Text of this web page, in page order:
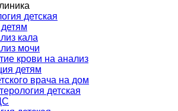
детская
кала
мочи
крови на анализ
детям
врача на дом
детская